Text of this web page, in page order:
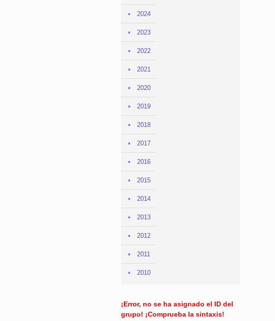
2024
2023
2022
2021
2020
2019
2018
2017
2016
2015
2014
2013
2012
2011
2010
¡Error, no se ha asignado el ID del
grupo! ¡Comprueba la sintaxis!